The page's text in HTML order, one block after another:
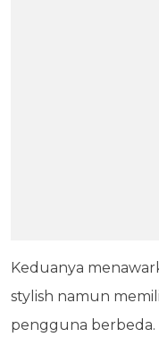
Keduanya
stylish namun
pengguna berbeda.